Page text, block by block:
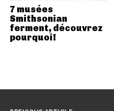
7 musées
Smithsonian
ferment, découvrez
pourquoi!